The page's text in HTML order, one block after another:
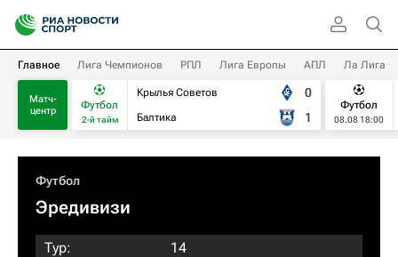
Главное Лига Чемпионов РПЛ Лига Европы АПЛ Ла Лига
Матч-
центр
Футбол
2-й тайм
Крылья Советов
Балтика
0
1
Футбол
08.08 18:00
Футбол
Эредивизи
Тур:
14